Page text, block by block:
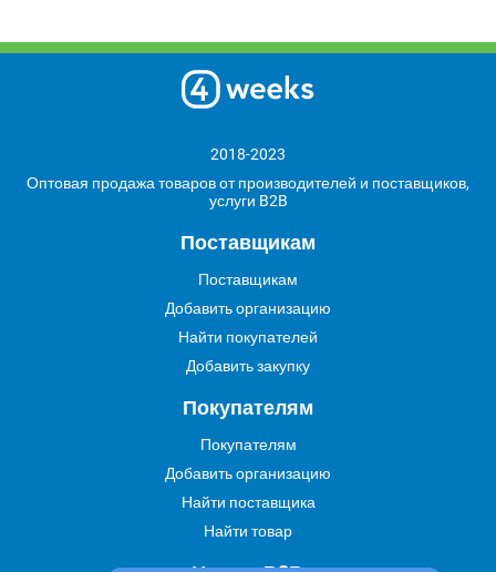
2018-2023
Оптовая продажа товаров от производителей и поставщиков,
услуги B2B
Поставщикам
Поставщикам
Добавить организацию
Найти покупателей
Добавить закупку
Покупателям
Покупателям
Добавить организацию
Найти поставщика
Найти товар